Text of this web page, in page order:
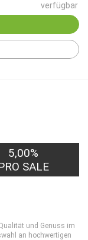
verfügbar
5,00%
SALE
und Genuss im
an hochwertigen